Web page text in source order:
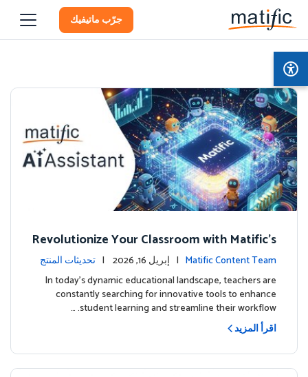
جرّب ماتيفيك
Revolutionize Your Classroom with Matific's
AI-Powered Teacher Assistant
Matific Content Team | إبريل 16, 2026 |
تحديثات المنتج
In today's dynamic educational landscape, teachers are
constantly searching for innovative tools to enhance
student learning and streamline their workflow. …
اقرأ المزيد